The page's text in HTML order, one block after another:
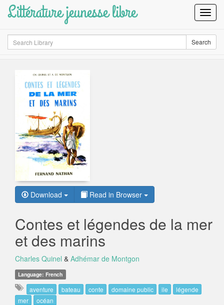
Littérature jeunesse libre
Search Search
Download Read in Browser
Contes et légendes de la mer
et des marins
Charles Quinel & Adhémar de Montgon
Language: French
aventure bateau conte domaine public ile
légende
mer
océan